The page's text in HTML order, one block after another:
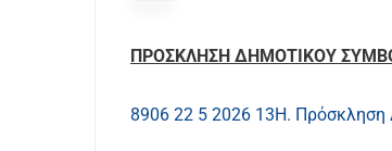
ΠΡΟΣΚΛΗΣΗ ΔΗΜΟΤΙΚΟΥ
8906 22 5 2026 13Η. Πρόσκληση